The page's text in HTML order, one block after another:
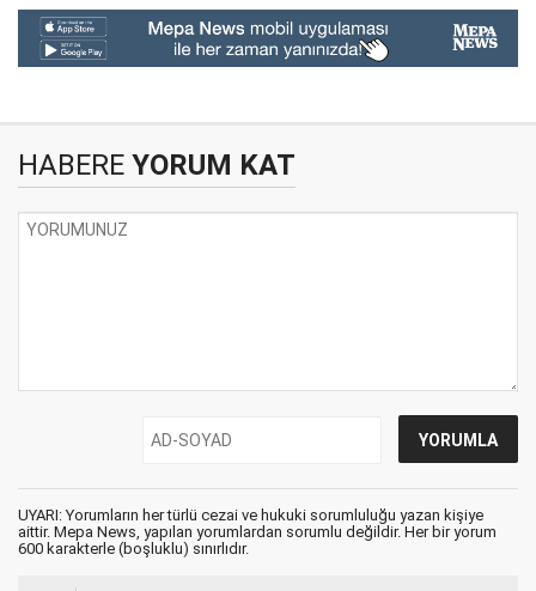
HABERE YORUM KAT
UYARI: Yorumların her türlü cezai ve hukuki sorumluluğu yazan kişiye
aittir. Mepa News, yapılan yorumlardan sorumlu değildir. Her bir yorum
600 karakterle (boşluklu) sınırlıdır.